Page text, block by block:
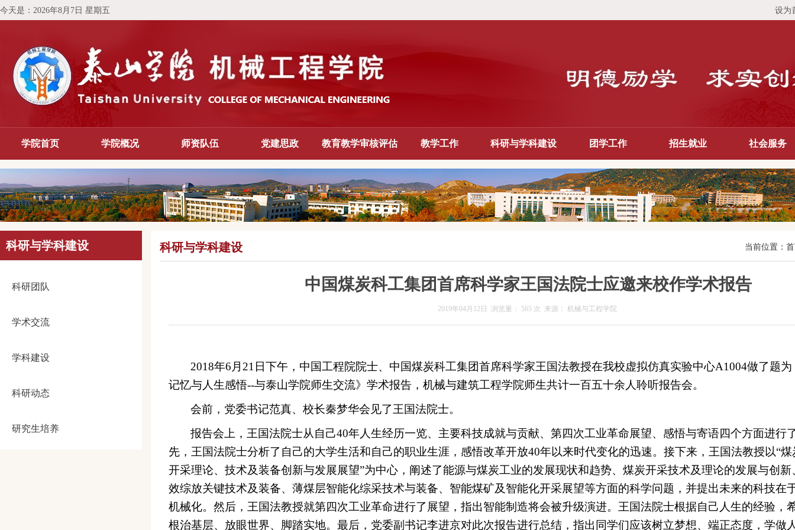
今天是： 2026年8月7日 星期五 设为
学院首页 学院概况 师资队伍 党建思政 教育教学审核评估 教学工作 科研与学科建设 团学工作 招生就业 社会服务
科研与学科建设
科研团队
学术交流
学科建设
科研动态
研究生培养
科研与学科建设 当前位置：
中国煤炭科工集团首席科学家王国法院士应邀来校作学术报告
2019年04月12日 浏览量： 565 次 来源： 机械与工程学院
2018年6 月 21 日下午，中国工程院院士、中国煤炭科工集团首席科学家王国法教授在我校虚拟仿真实验中心A1004做了题为
记忆与人生感悟--与泰山学院师生交流》学术报告，机械与建筑工程学院师生共计一百五十余人聆听报告会。
会前，党委书记范真、校长秦梦华会见了王国法院士。
报告会上，王国法院士从自己40年人生经历一览、主要科技成就与贡献、第四次工业革命展望、感悟与寄语四个方面进行
先，王国法院士分析了自己的大学生活和自己的职业生涯，感悟改革开放40年以来时代变化的迅速。接下来，王国法教授以“
开采理论、技术及装备创新与发展展望”为中心，阐述了能源与煤炭工业的发展现状和趋势、煤炭开采技术及理论的发展与创新
效综放关键技术及装备、薄煤层智能化综采技术与装备、智能煤矿及智能化开采展望等方面的科学问题，并提出未来的科技在
机械化。然后，王国法教授就第四次工业革命进行了展望，指出智能制造将会被升级演进。王国法院士根据自己人生的经验，
根治基层、放眼世界、脚踏实地。最后，党委副书记李进京对此次报告进行总结，指出同学们应该树立梦想、端正态度，学做